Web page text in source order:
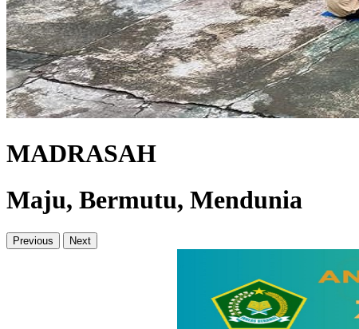
MADRASAH
Maju, Bermutu, Mendunia
Previous Next